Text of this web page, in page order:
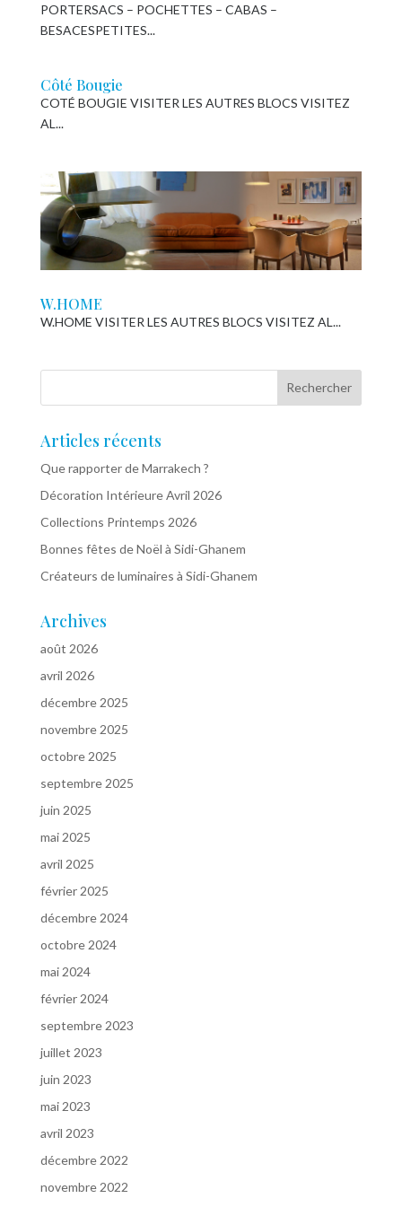
PORTERSACS – POCHETTES – CABAS –
BESACESPETITES...
Côté Bougie
COTÉ BOUGIE VISITER LES AUTRES BLOCS VISITEZ
AL...
W.HOME
W.HOME VISITER LES AUTRES BLOCS VISITEZ AL...
Articles récents
Que rapporter de Marrakech ?
Décoration Intérieure Avril 2026
Collections Printemps 2026
Bonnes fêtes de Noël à Sidi-Ghanem
Créateurs de luminaires à Sidi-Ghanem
Archives
août 2026
avril 2026
décembre 2025
novembre 2025
octobre 2025
septembre 2025
juin 2025
mai 2025
avril 2025
février 2025
décembre 2024
octobre 2024
mai 2024
février 2024
septembre 2023
juillet 2023
juin 2023
mai 2023
avril 2023
décembre 2022
novembre 2022